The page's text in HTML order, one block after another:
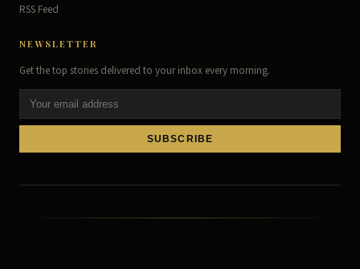
RSS Feed
NEWSLETTER
Get the top stories delivered to your inbox every morning.
SUBSCRIBE